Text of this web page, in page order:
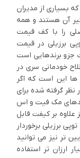
بسیاری از مدیران
گیر آن هستند و همه
را با کف قیمت
برزیلی در قیمت
جزو برندهایی است
خودمانی سری در
ها این است که اگر
گرفته شده برای
مک فیت و اس
علاوه بر کیفت قابل
برزیلی برخوردار
تر نیز می توانید
ارزان تر استفاده